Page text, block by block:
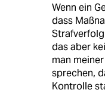
Wenn ein
dass
das aber
man
sprechen,
Kontrolle